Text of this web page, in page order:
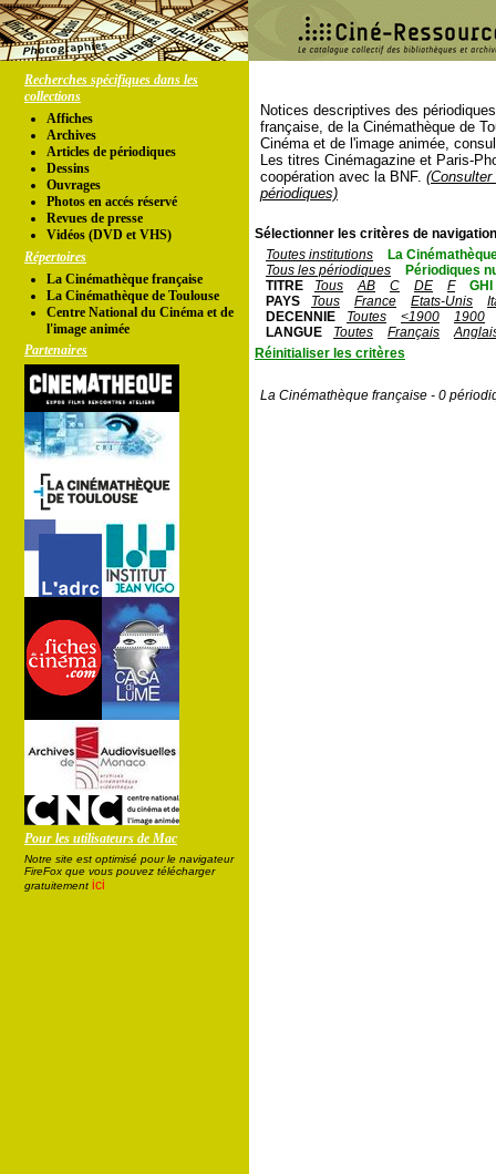
Recherches spécifiques dans les
collections
Affiches
Archives
Articles de périodiques
Dessins
Ouvrages
Photos en accés réservé
Revues de presse
Vidéos (DVD et VHS)
Répertoires
La Cinémathèque française
La Cinémathèque de Toulouse
Centre National du Cinéma et de
l'image animée
Partenaires
Pour les utilisateurs de Mac
Notre site est optimisé pour le navigateur
FireFox que vous pouvez télécharger
gratuitement ici
Notices descriptives des
française, de la Cinémathèque de
Cinéma et de l'image animée,
Les titres Cinémagazine et Paris-
coopération avec la BNF.
périodiques)
Sélectionner les critères de
Toutes institutions
La
Tous les périodiques
Périodiques
TITRE
Tous AB C DE F
GHI
PAYS
Tous France Etats-Unis
DECENNIE
Toutes <1900
1900
LANGUE
Toutes Français
Réinitialiser les critères
La Cinémathèque française - 0